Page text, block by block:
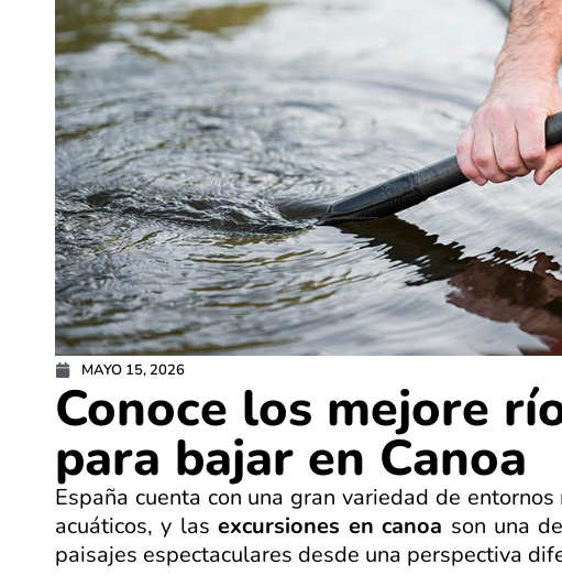
MAYO 15, 2026
Conoce los mejore
para bajar en Canoa
España cuenta con una gran variedad de
acuáticos, y lasexcursiones en canoa son una
paisajes espectaculares desde una perspectiva